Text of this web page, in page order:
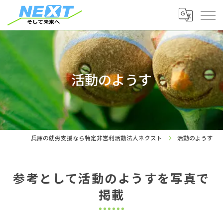
活動のようす
兵庫の就労支援なら特定非営利活動法人ネクスト 活動のようす
参考として活動のようすを写真で
掲載